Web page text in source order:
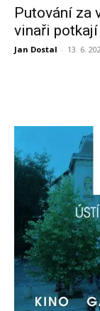
Putování za
vinaři
Jan Dostal - 13. 6.